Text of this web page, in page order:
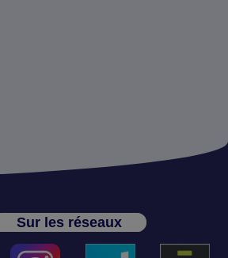
Sur les réseaux